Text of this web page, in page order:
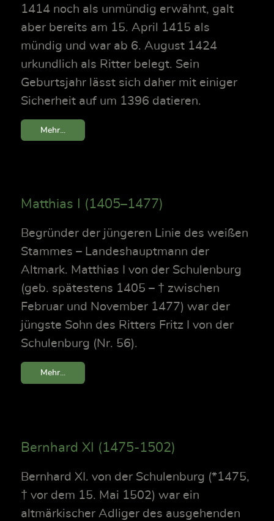
1414 noch als unmündig erwähnt, galt
aber bereits am 15. April 1415 als
mündig und war ab 6. August 1424
urkundlich als Ritter belegt. Sein
Geburtsjahr lässt sich daher mit einiger
Sicherheit auf um 1396 datieren.
Mehr...
Matthias I (1405–1477)
Begründer der jüngeren Linie des weißen
Stammes – Landeshauptmann der
Altmark. Matthias I von der Schulenburg
(geb. spätestens 1405 – † zwischen
Februar und November 1477) war der
jüngste Sohn des Ritters Fritz I von der
Schulenburg (Nr. 56).
Mehr...
Bernhard XI (1475-1502)
Bernhard XI. von der Schulenburg (*1475,
† vor dem 15. Mai 1502) war ein
altmärkischer Adliger des ausgehenden